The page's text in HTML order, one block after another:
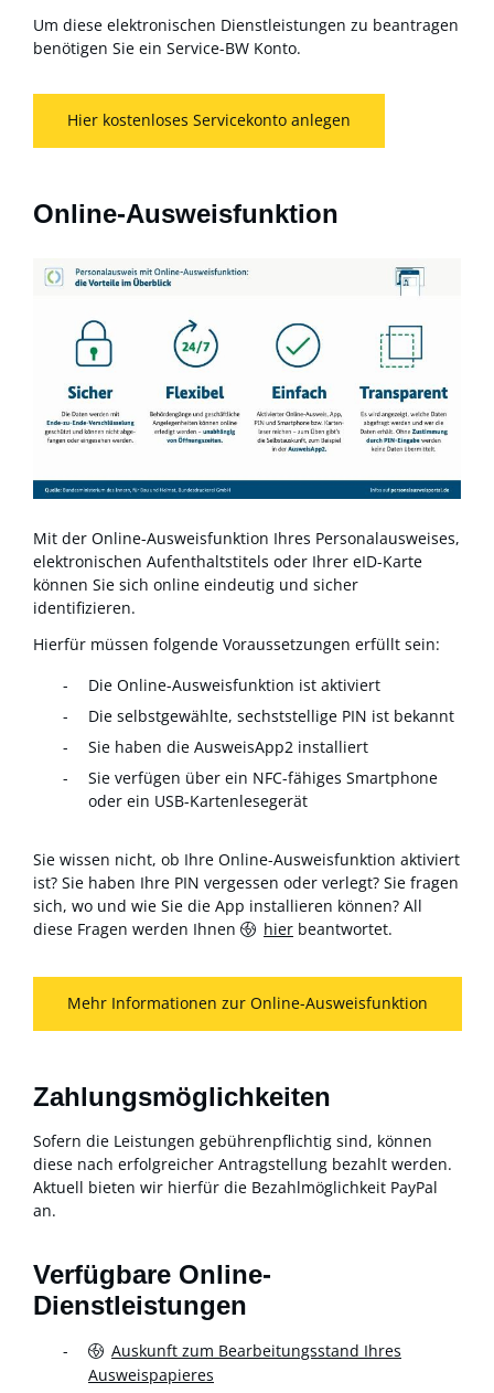
Um diese elektronischen Dienstleistungen zu beantragen
benötigen Sie ein Service-BW Konto.
Hier kostenloses Servicekonto anlegen
Online-Ausweisfunktion
Mit der Online-Ausweisfunktion Ihres Personalausweises,
elektronischen Aufenthaltstitels oder Ihrer eID-Karte
können Sie sich online eindeutig und sicher
identifizieren.
Hierfür müssen folgende Voraussetzungen erfüllt sein:
Die Online-Ausweisfunktion ist aktiviert
Die selbstgewählte, sechststellige PIN ist bekannt
Sie haben die AusweisApp2 installiert
Sie verfügen über ein NFC-fähiges Smartphone
oder ein USB-Kartenlesegerät
Sie wissen nicht, ob Ihre Online-Ausweisfunktion aktiviert
ist? Sie haben Ihre PIN vergessen oder verlegt? Sie fragen
sich, wo und wie Sie die App installieren können? All
diese Fragen werden Ihnen
hier beantwortet.
Mehr Informationen zur Online-Ausweisfunktion
Zahlungsmöglichkeiten
Sofern die Leistungen gebührenpflichtig sind, können
diese nach erfolgreicher Antragstellung bezahlt werden.
Aktuell bieten wir hierfür die Bezahlmöglichkeit PayPal
an.
Verfügbare Online-
Dienstleistungen
Auskunft zum Bearbeitungsstand Ihres
Ausweispapieres